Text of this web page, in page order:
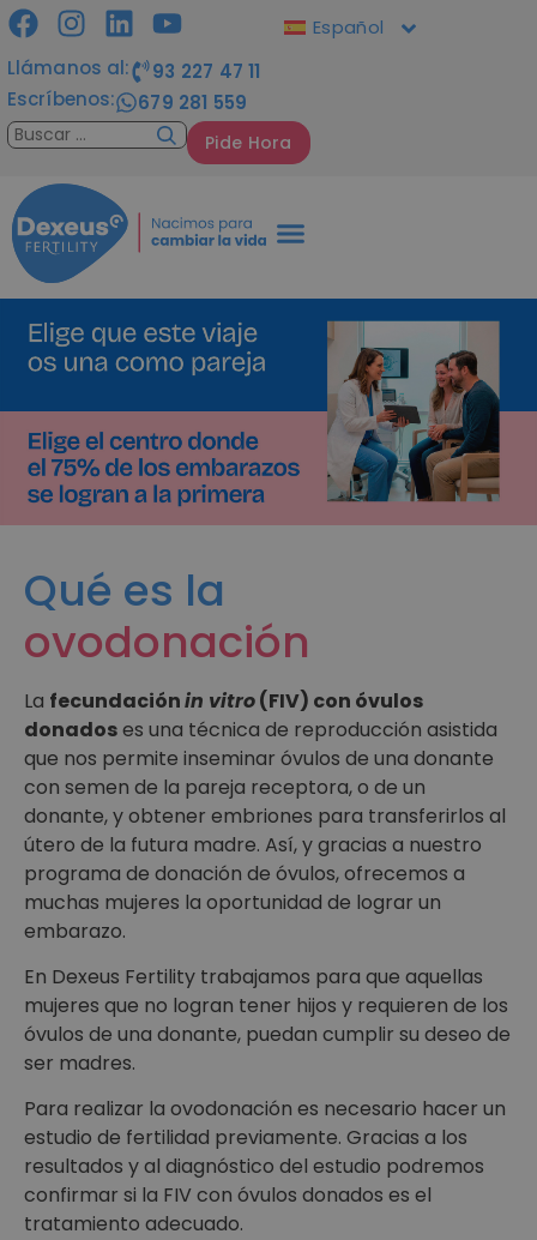
Llámanos al:
93 227 47 11
Escríbenos:
679 281 559
Pide Hora
Español
Qué es la
ovodonación
La fecundaciónin vitro(FIV) con óvulos
donadoses una técnica de reproducción asistida
que nos permite inseminar óvulos de una donante
con semen de la pareja receptora, o de un
donante, y obtener embriones para transferirlos al
útero de la futura madre. Así, y gracias a nuestro
programa de donación de óvulos, ofrecemos a
muchas mujeres la oportunidad de lograr un
embarazo.
En Dexeus Fertility trabajamos para que aquellas
mujeres que no logran tener hijos y requieren de los
óvulos de una donante, puedan cumplir su deseo de
ser madres.
Para realizar la ovodonación es necesario hacer un
estudio de fertilidad previamente. Gracias a los
resultados y al diagnóstico del estudio podremos
confirmar si la FIV con óvulos donados es el
tratamiento adecuado.